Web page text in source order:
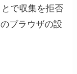
で収集を拒否
ブラウザの設